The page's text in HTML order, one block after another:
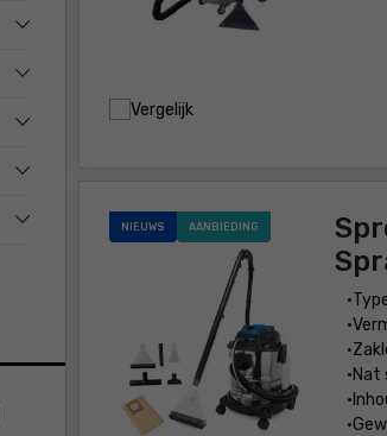
Vergelijk
NIEUWS AANBIEDING
Nat